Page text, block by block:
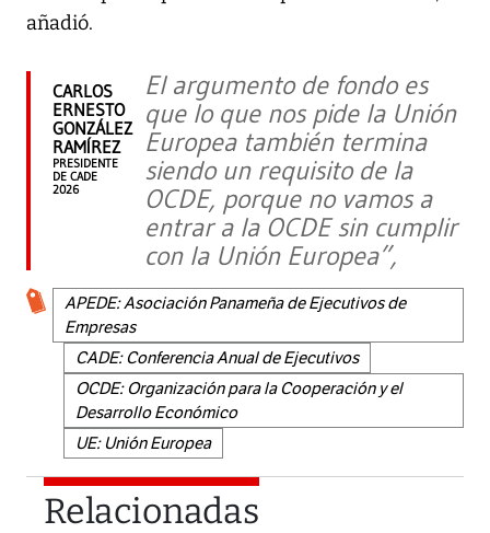
añadió.
CARLOS
ERNESTO
GONZÁLEZ
RAMÍREZ
PRESIDENTE
DE CADE
2026
El argumento de fondo es
que lo que nos pide la Unión
Europea también termina
siendo un requisito de la
OCDE, porque no vamos a
entrar a la OCDE sin cumplir
con la Unión Europea”,
APEDE: Asociación Panameña de Ejecutivos de
Empresas
CADE: Conferencia Anual de Ejecutivos
OCDE: Organización para la Cooperación y el
Desarrollo Económico
UE: Unión Europea
Relacionadas